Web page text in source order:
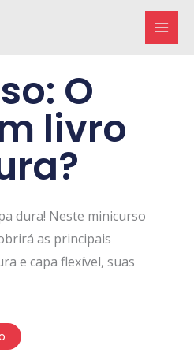
O
livro
dura! Neste minicurso
as principais
e capa flexível, suas